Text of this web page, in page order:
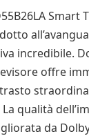
Smart
incredibile.
offre
qualità
da